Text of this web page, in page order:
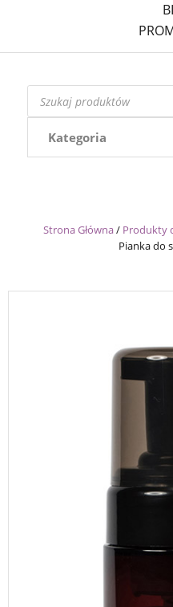
Wyszukiwarka
produktów
Strona Główna/ Produkty
Pianka do